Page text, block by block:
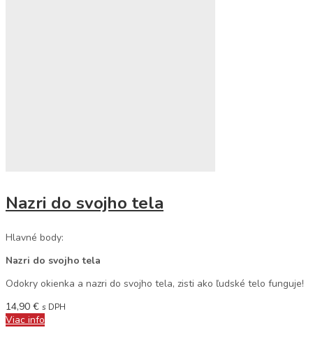
Nazri do svojho tela
Hlavné body:
Nazri do svojho tela
Odokry okienka a nazri do svojho tela, zisti ako ľudské telo funguje!
14,90 € s DPH
Viac info